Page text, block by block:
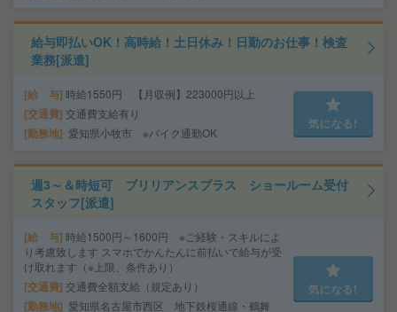
給与即払いOK！高時給！土日休み！日勤のお仕事！検査
業務[派遣]
給 与 時給1550円 【月収例】223000円以上
交通費 交通費支給有り
勤務地 愛知県小牧市 ※バイク通勤OK
気になる!
週3～＆時短可 ブリリアンスプラス ショールーム受付
スタッフ[派遣]
給 与 時給1500円～1600円 ※ご経験・スキルによ
り考慮致します スマホでかんたんに前払いで給与が受
け取れます（※上限、条件あり）
交通費 交通費全額支給（規定あり）
勤務地 愛知県名古屋市西区 地下鉄桜通線・鶴舞
気になる!